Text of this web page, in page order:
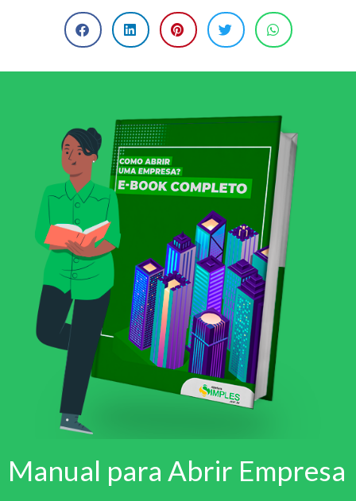
Manual para Abrir Empresa